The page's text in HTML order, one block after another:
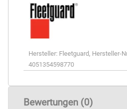
Hersteller: Fleetguard , Hersteller-
4051354598770
Bewertungen (0)